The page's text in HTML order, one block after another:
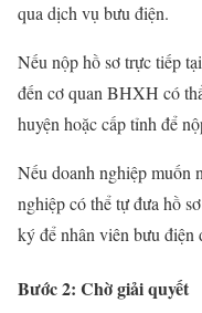
qua dịch vụ bưu điện.
Nếu nộp hồ sơ trực tiếp
đến cơ quan BHXH có
huyện hoặc cấp tỉnh để
Nếu doanh nghiệp muốn
nghiệp có thể tự đưa hồ
ký để nhân viên bưu điện
Bước 2: Chờ giải quyết